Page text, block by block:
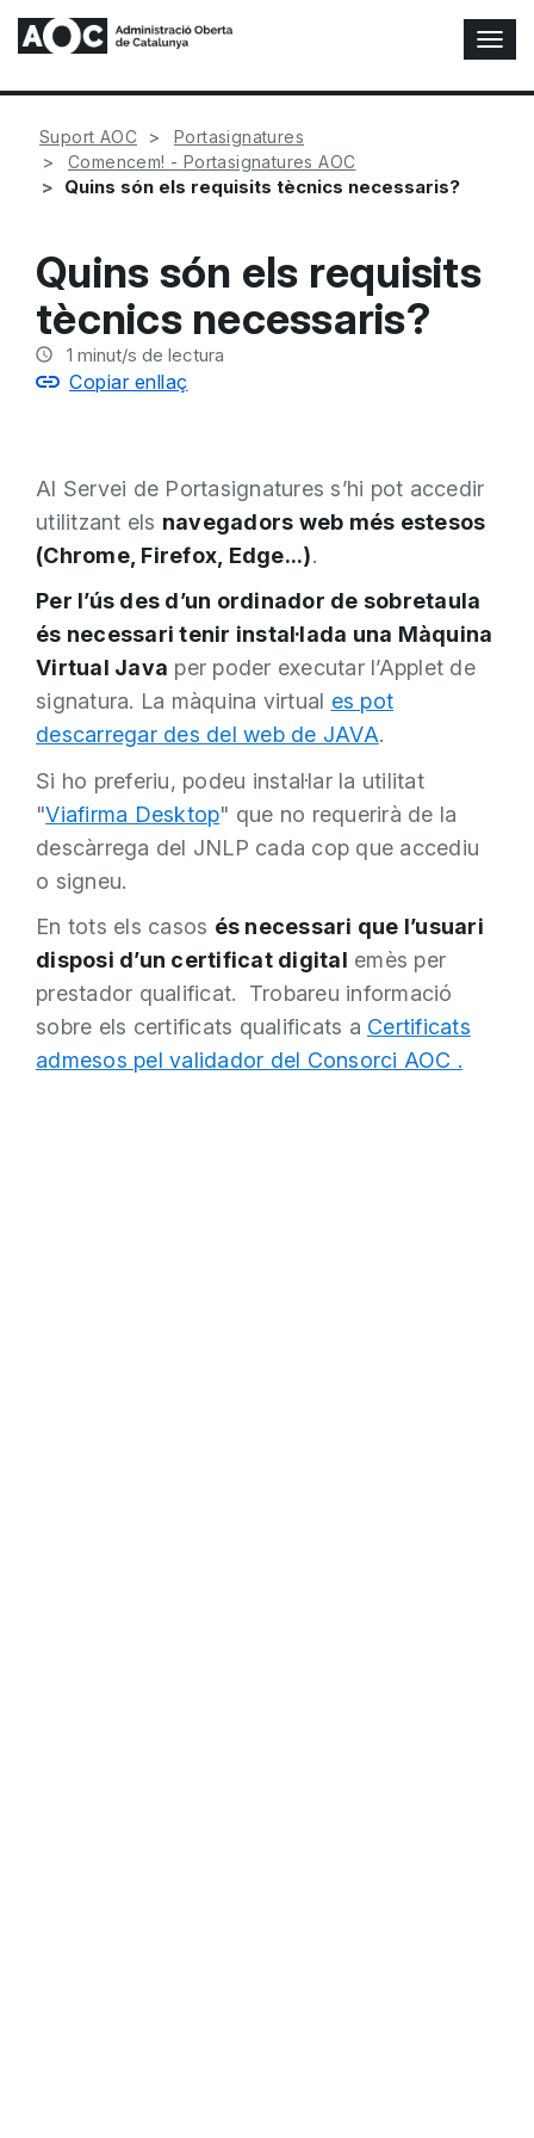
A
l
t
Suport AOC
Portasignatures
Comencem! - Portasignatures AOC
Quins són els requisits tècnics necessaris?
Quins són els requisits
tècnics necessaris?
1 minut/s de lectura
Copiar enllaç
Al Servei de Portasignatures s’hi pot accedir
utilitzant els navegadors web més estesos
(Chrome, Firefox, Edge...).
Per l’ús des d’un ordinador de sobretaula
és necessari tenir instal·lada una Màquina
Virtual Java per poder executar l’Applet de
signatura. La màquina virtual es pot
descarregar des del web de JAVA.
Si ho preferiu, podeu instal·lar la utilitat
"Viafirma Desktop" que no requerirà de la
descàrrega del JNLP cada cop que accediu
o signeu.
En tots els casos és necessari que l’usuari
disposi d’un certificat digital emès per
prestador qualificat. Trobareu informació
sobre els certificats qualificats a Certificats
admesos pel validador del Consorci AOC .